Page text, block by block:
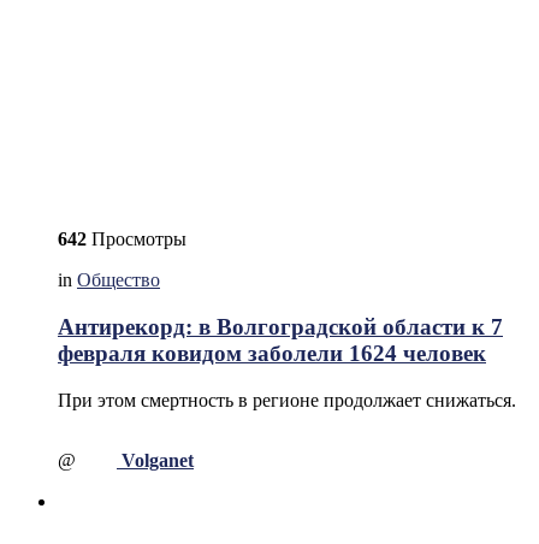
642 Просмотры
in Общество
Антирекорд: в Волгоградской области к 7
февраля ковидом заболели 1624 человек
При этом смертность в регионе продолжает снижаться.
@ Volganet